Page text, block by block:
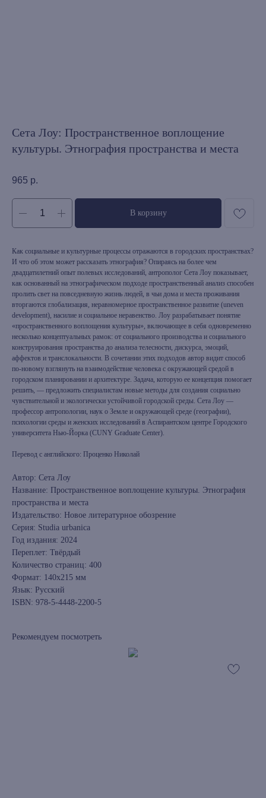
Сета Лоу: Пространственное воплощение
культуры. Этнография пространства и места
965 р.
В корзину
Как социальные и культурные процессы отражаются в городских пространствах?
И что об этом может рассказать этнография? Опираясь на более чем
двадцатилетний опыт полевых исследований, антрополог Сета Лоу показывает,
как основанный на этнографическом подходе пространственный анализ способен
пролить свет на повседневную жизнь людей, в чьи дома и места проживания
вторгаются глобализация, неравномерное пространственное развитие (uneven
development), насилие и социальное неравенство. Лоу разрабатывает понятие
«пространственного воплощения культуры», включающее в себя одновременно
несколько концептуальных рамок: от социального производства и социального
конструирования пространства до анализа телесности, дискурса, эмоций,
аффектов и транслокальности. В сочетании этих подходов автор видит способ
по-новому взглянуть на взаимодействие человека с окружающей средой в
городском планировании и архитектуре. Задача, которую ее концепция помогает
решить, — предложить специалистам новые методы для создания социально
чувствительной и экологически устойчивой городской среды. Сета Лоу —
профессор антропологии, наук о Земле и окружающей среде (географии),
психологии среды и женских исследований в Аспирантском центре Городского
университета Нью-Йорка (CUNY Graduate Center).
Перевод с английского: Проценко Николай
Автор: Сета Лоу
Название: Пространственное воплощение культуры. Этнография
пространства и места
Издательство: Новое литературное обозрение
Серия: Studia urbanica
Год издания: 2024
Переплет: Твёрдый
Количество страниц: 400
Формат: 140x215 мм
Язык: Русский
ISBN: 978-5-4448-2200-5
Рекомендуем посмотреть